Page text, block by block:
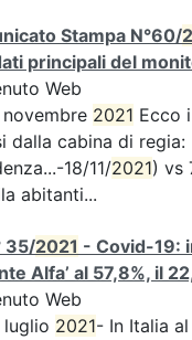
Stampa N°60/
principali del
Web
novembre 2021 Ecco
dalla cabina di regia:
18/11/2021) vs
abitanti...
35/2021 - Covid-19:
Alfa’ al 57,8%, il
Web
luglio 2021- In Italia